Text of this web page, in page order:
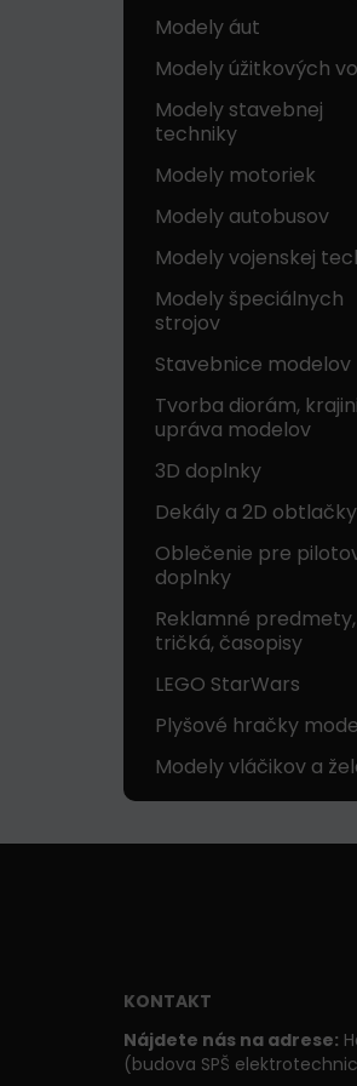
Modely áut
Modely úžitkových
Modely stavebnej
techniky
Modely motoriek
Modely autobusov
Modely vojenskej
Modely špeciálnych
strojov
Stavebnice modelov
Tvorba diorám,
upráva modelov
3D doplnky
Dekály a 2D obtlačky
Oblečenie pre
doplnky
Reklamné predmety,
tričká, časopisy
LEGO StarWars
Plyšové hračky
Modely vláčikov a
KONTAKT
Nájdete nás na adrese:
(budova SPŠ